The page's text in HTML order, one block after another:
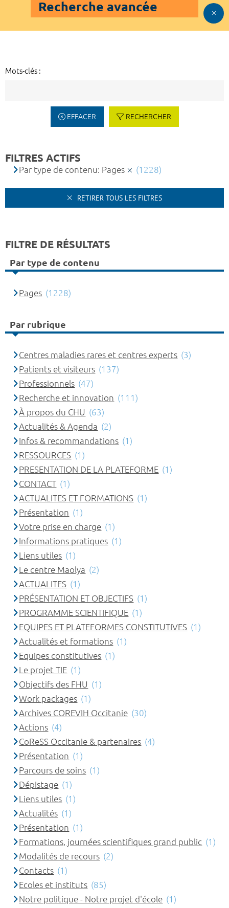
Recherche avancée
Mots-clés :
EFFACER RECHERCHER
FILTRES ACTIFS
Par type de contenu: Pages (1228)
RETIRER TOUS LES FILTRES
FILTRE DE RÉSULTATS
Par type de contenu
Pages (1228)
Par rubrique
Centres maladies rares et centres experts (3)
Patients et visiteurs (137)
Professionnels (47)
Recherche et innovation (111)
À propos du CHU (63)
Actualités & Agenda (2)
Infos & recommandations (1)
RESSOURCES (1)
PRESENTATION DE LA PLATEFORME (1)
CONTACT (1)
ACTUALITES ET FORMATIONS (1)
Présentation (1)
Votre prise en charge (1)
Informations pratiques (1)
Liens utiles (1)
Le centre Maolya (2)
ACTUALITES (1)
PRÉSENTATION ET OBJECTIFS (1)
PROGRAMME SCIENTIFIQUE (1)
EQUIPES ET PLATEFORMES CONSTITUTIVES (1)
Actualités et formations (1)
Equipes constitutives (1)
Le projet TIE (1)
Objectifs des FHU (1)
Work packages (1)
Archives COREVIH Occitanie (30)
Actions (4)
CoReSS Occitanie & partenaires (4)
Présentation (1)
Parcours de soins (1)
Dépistage (1)
Liens utiles (1)
Actualités (1)
Présentation (1)
Formations, journées scientifiques grand public (1)
Modalités de recours (2)
Contacts (1)
Ecoles et instituts (85)
Notre politique - Notre projet d'école (1)